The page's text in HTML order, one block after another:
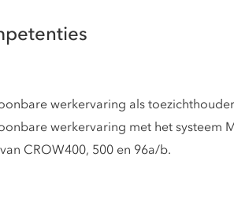
werkervaring als
werkervaring met het systeem
CROW400, 500 en 96a/b.